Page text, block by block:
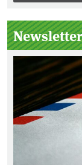
Newsletter